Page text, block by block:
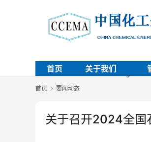
首页 关于我们
首页 要闻动态
关于召开2024全国